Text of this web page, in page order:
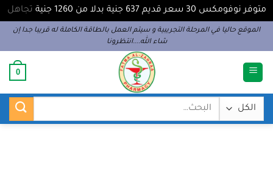
متوفر نوفومكس 30 سعر قديم 637 جنية بدلا من 1260 جنية
تجاهل
تخطيالموقع حاليا في المرحلة التجريبية و سيتم العمل بالطاقة الكاملة له قريبا جدا إن
شاء الله....انتظرونا
0
البحث